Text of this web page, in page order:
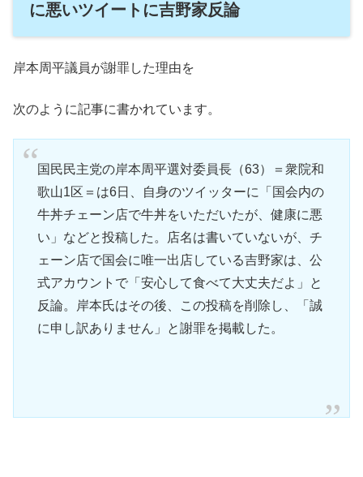
に悪いツイートに吉野家反論
岸本周平議員が謝罪した理由を
次のように記事に書かれています。
国民民主党の岸本周平選対委員長（63）＝衆院和
歌山1区＝は6日、自身のツイッターに「国会内の
牛丼チェーン店で牛丼をいただいたが、健康に悪
い」などと投稿した。店名は書いていないが、チ
ェーン店で国会に唯一出店している吉野家は、公
式アカウントで「安心して食べて大丈夫だよ」と
反論。岸本氏はその後、この投稿を削除し、「誠
に申し訳ありません」と謝罪を掲載した。